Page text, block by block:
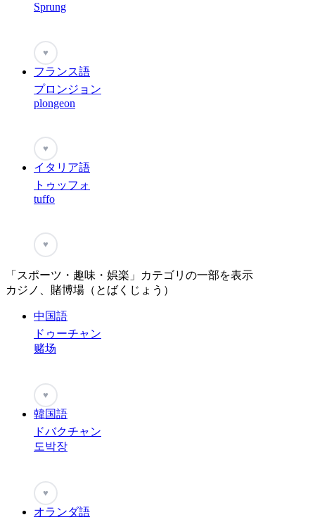
Sprung
♥
フランス語
プロンジョン
plongeon
♥
イタリア語
トゥッフォ
tuffo
♥
「スポーツ・趣味・娯楽」カテゴリの一部を表示
カジノ、賭博場（とばくじょう）
中国語
ドゥーチャン
赌场
♥
韓国語
ドバクチャン
도박장
♥
オランダ語